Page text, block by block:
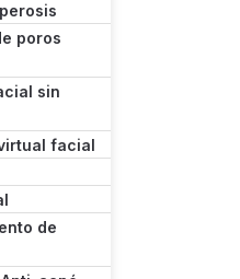
poros
sin
facial
de